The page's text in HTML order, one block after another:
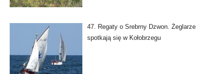
47. Regaty o Srebrny Dzwon. Żeglarze
spotkają się w Kołobrzegu